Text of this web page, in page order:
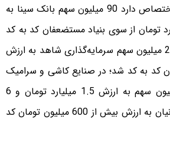
گروهی سهامدار عمده اختصاص دارد 90 میلیون سهم بانک سینا به
از 8.5 میلیارد تومان از سوی بنیاد مستضعفان کد به کد
شد؛ همچنین بیش از 21 میلیون سهم سرمایه‌گذاری شاهد به ارزش
تومان کد به کد شد؛ در صنایع کاشی و سرامیک
سینا نیز بیش از 6 میلیون سهم به ارزش 1.5 میلیارد تومان و 6
میلیون بیمه اتکایی ایرانیان به ارزش بیش از 600 میلیون تومان کد